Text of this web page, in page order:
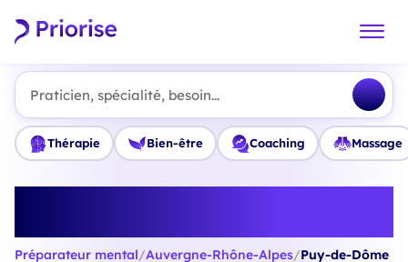
Praticien, spécialité, besoin...
Thérapie Bien-être Coaching Massage
Préparateur mental/Auvergne-Rhône-Alpes/Puy-de-Dôme